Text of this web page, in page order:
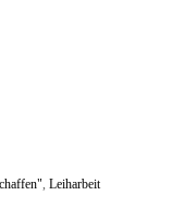
, Leiharbeit